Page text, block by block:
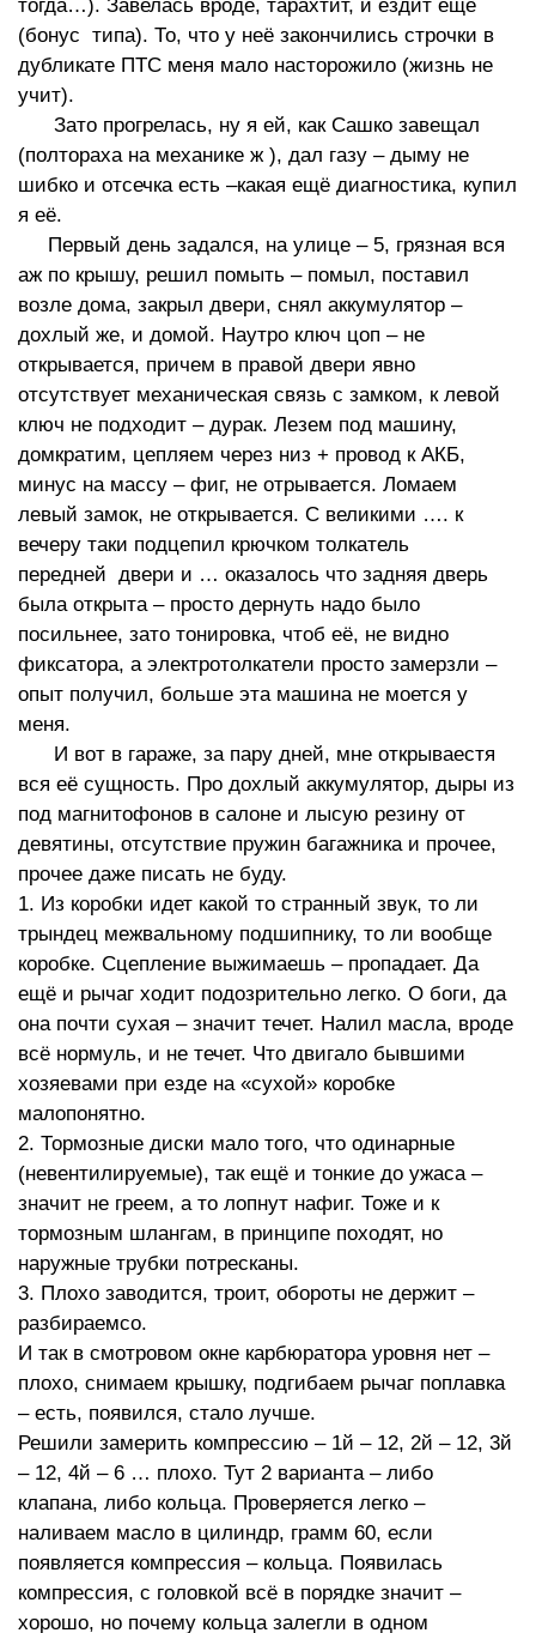
тогда…). Завелась вроде, тарахтит, и ездит ещё
(бонус типа). То, что у неё закончились строчки в
дубликате ПТС меня мало насторожило (жизнь не
учит).
Зато прогрелась, ну я ей, как Сашко завещал
(полтораха на механике ж ), дал газу – дыму не
шибко и отсечка есть –какая ещё диагностика, купил
я её.
Первый день задался, на улице – 5, грязная вся
аж по крышу, решил помыть – помыл, поставил
возле дома, закрыл двери, снял аккумулятор –
дохлый же, и домой. Наутро ключ цоп – не
открывается, причем в правой двери явно
отсутствует механическая связь с замком, к левой
ключ не подходит – дурак. Лезем под машину,
домкратим, цепляем через низ + провод к АКБ,
минус на массу – фиг, не отрывается. Ломаем
левый замок, не открывается. С великими …. к
вечеру таки подцепил крючком толкатель
передней двери и … оказалось что задняя дверь
была открыта – просто дернуть надо было
посильнее, зато тонировка, чтоб её, не видно
фиксатора, а электротолкатели просто замерзли –
опыт получил, больше эта машина не моется у
меня.
И вот в гараже, за пару дней, мне открываестя
вся её сущность. Про дохлый аккумулятор, дыры из
под магнитофонов в салоне и лысую резину от
девятины, отсутствие пружин багажника и прочее,
прочее даже писать не буду.
1. Из коробки идет какой то странный звук, то ли
трындец межвальному подшипнику, то ли вообще
коробке. Сцепление выжимаешь – пропадает. Да
ещё и рычаг ходит подозрительно легко. О боги, да
она почти сухая – значит течет. Налил масла, вроде
всё нормуль, и не течет. Что двигало бывшими
хозяевами при езде на «сухой» коробке
малопонятно.
2. Тормозные диски мало того, что одинарные
(невентилируемые), так ещё и тонкие до ужаса –
значит не греем, а то лопнут нафиг. Тоже и к
тормозным шлангам, в принципе походят, но
наружные трубки потресканы.
3. Плохо заводится, троит, обороты не держит –
разбираемсо.
И так в смотровом окне карбюратора уровня нет –
плохо, снимаем крышку, подгибаем рычаг поплавка
– есть, появился, стало лучше.
Решили замерить компрессию – 1й – 12, 2й – 12, 3й
– 12, 4й – 6 … плохо. Тут 2 варианта – либо
клапана, либо кольца. Проверяется легко –
наливаем масло в цилиндр, грамм 60, если
появляется компрессия – кольца. Появилась
компрессия, с головкой всё в порядке значит –
хорошо, но почему кольца залегли в одном